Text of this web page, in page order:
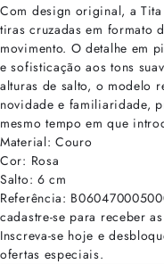
Com design original, a
tiras cruzadas em formato
movimento. O detalhe em
e sofisticação aos tons
alturas de salto, o modelo
novidade e familiaridade,
mesmo tempo em que
Material: Couro
Cor: Rosa
Salto: 6 cm
Referência:
cadastre-se para receber
Inscreva-se hoje e
ofertas especiais.